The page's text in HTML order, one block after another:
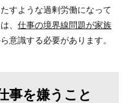
すような過剰労働になって
、 仕事の境界線問題が家族
意識する必要があります。
事を嫌うこと